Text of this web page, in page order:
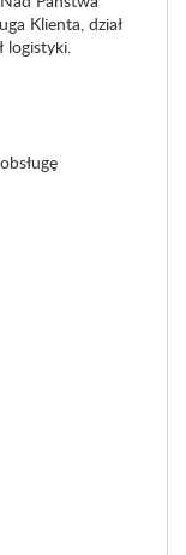
Klienta, dział
logistyki.